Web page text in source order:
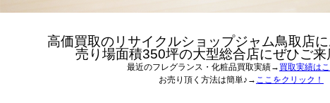
高価買取のリサイクルショップジャム鳥取店に
売り場面積350坪の大型総合店にぜひご来
最近のフレグランス・化粧品買取実績→ 買取実績はこ
お売り頂く方法は簡単♪→ ここをクリック！